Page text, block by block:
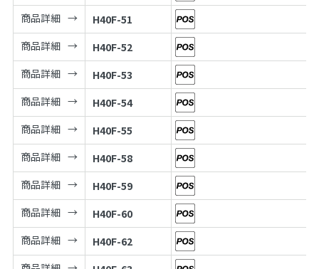
商品詳細
H40F-51
商品詳細
H40F-52
商品詳細
H40F-53
商品詳細
H40F-54
商品詳細
H40F-55
商品詳細
H40F-58
商品詳細
H40F-59
商品詳細
H40F-60
商品詳細
H40F-62